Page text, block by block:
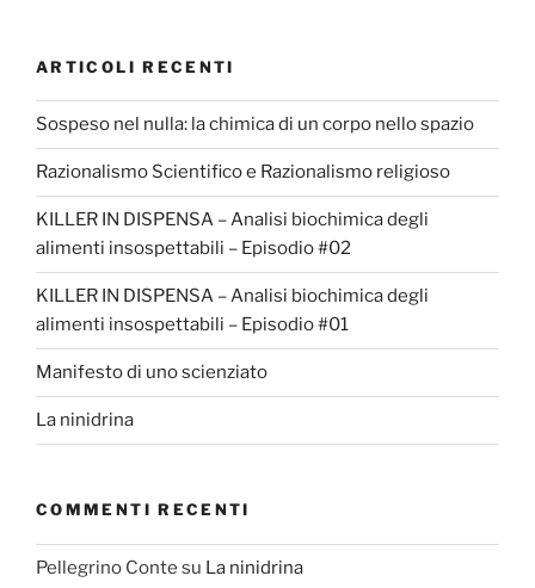
ARTICOLI RECENTI
Sospeso nel nulla: la chimica di un corpo nello spazio
Razionalismo Scientifico e Razionalismo religioso
KILLER IN DISPENSA – Analisi biochimica degli
alimenti insospettabili – Episodio #02
KILLER IN DISPENSA – Analisi biochimica degli
alimenti insospettabili – Episodio #01
Manifesto di uno scienziato
La ninidrina
COMMENTI RECENTI
Pellegrino Conte su La ninidrina